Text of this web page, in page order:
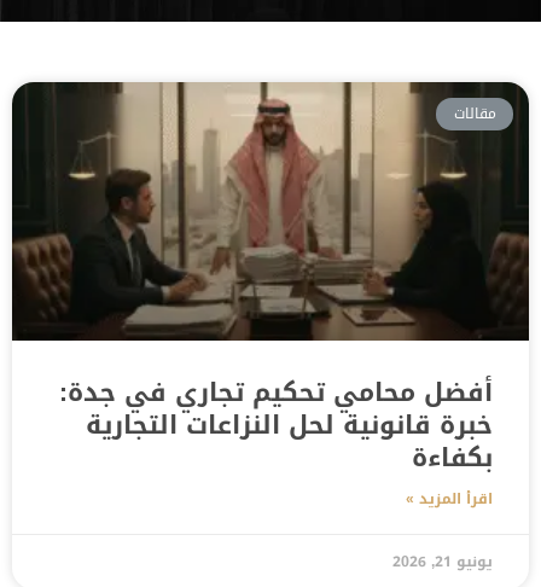
مقالات
أفضل محامي تحكيم تجاري في جدة:
خبرة قانونية لحل النزاعات التجارية
بكفاءة
اقرأ المزيد »
يونيو 21, 2026